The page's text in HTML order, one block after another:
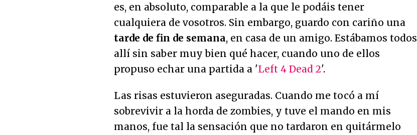
es, en absoluto, comparable a la que le podáis tener
cualquiera de vosotros. Sin embargo, guardo con cariño una
tarde de fin de semana, en casa de un amigo. Estábamos todos
allí sin saber muy bien qué hacer, cuando uno de ellos
propuso echar una partida a 'Left 4 Dead 2'.
Las risas estuvieron aseguradas. Cuando me tocó a mí
sobrevivir a la horda de zombies, y tuve el mando en mis
manos, fue tal la sensación que no tardaron en quitármelo